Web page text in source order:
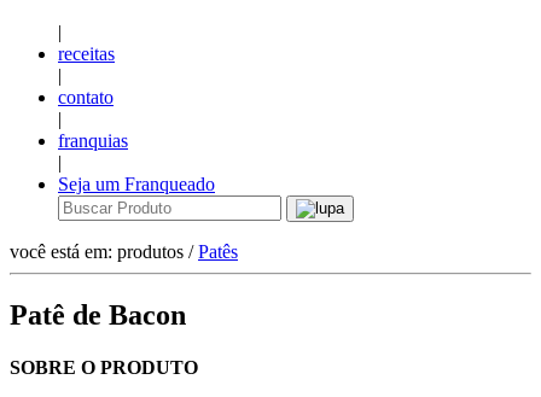
|
receitas
|
contato
|
franquias
|
Seja um Franqueado
você está em: produtos /Patês
Patê de Bacon
SOBRE O PRODUTO